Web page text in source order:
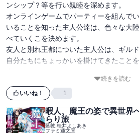
ンシップ？等を行い親睦を深めます。
オンラインゲームでパーティーを組んで
いることを知った主人公達は、色々な大
べていくこを決めます。
友人と別れ王都についた主人公は、ギル
自分たちにちょっかいを掛けてきたこと
主人公は自分の味方や友人には温厚なの
の心を持ち合わせていないことに気が付
友人のため王都で貴族勢と解放者をぼこ
けていきます。
続きを読む
いいね！ 1
暇人、魔王の姿で異世
らり旅
藍敦,桂井よしあき
ファミ通文庫